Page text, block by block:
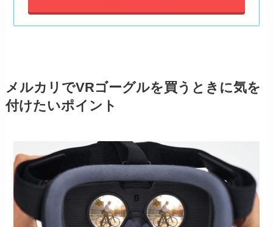
メルカリでVRゴーグルを買うときに気を
付けたいポイント